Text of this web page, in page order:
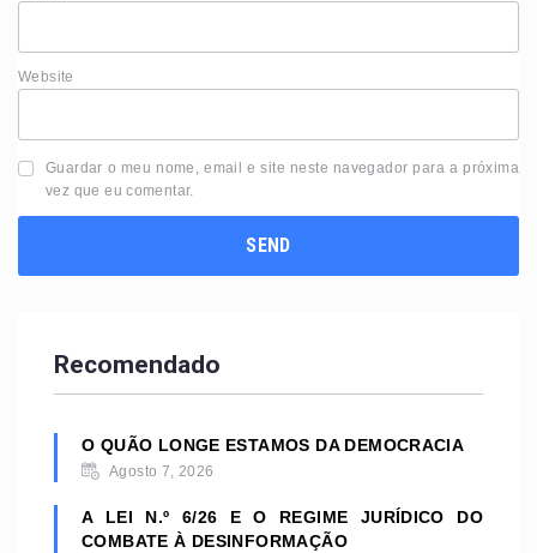
Website
Guardar o meu nome, email e site neste navegador para a próxima
vez que eu comentar.
Recomendado
O QUÃO LONGE ESTAMOS DA DEMOCRACIA
Agosto 7, 2026
A LEI N.º 6/26 E O REGIME JURÍDICO DO
COMBATE À DESINFORMAÇÃO